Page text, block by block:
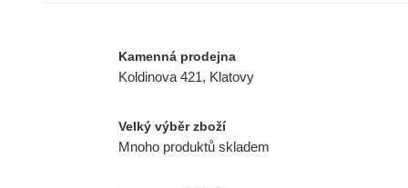
Kamenná prodejna
Koldinova 421, Klatovy
Velký výběr zboží
Mnoho produktů skladem